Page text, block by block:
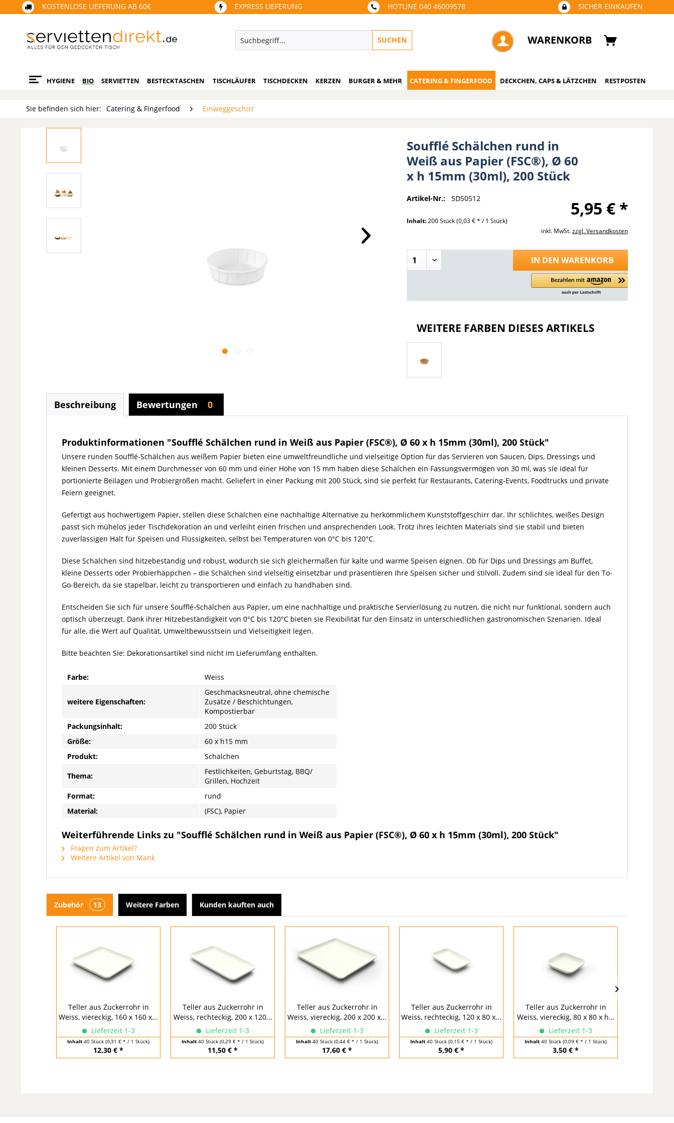
KOSTENLOSE LIEFERUNG AB 60€ EXPRESS LIEFERUNG HOTLINE 040 46009578 SICHER EINKAUFEN
SUCHEN WARENKORB
HYGIENE BIO SERVIETTEN BESTECKTASCHEN TISCHLÄUFER TISCHDECKEN KERZEN BURGER & MEHR CATERING & FINGERFOOD DECKCHEN, CAPS & LÄTZCHEN RESTPOSTEN
Sie befinden sich hier: Catering & Fingerfood Einweggeschirr
Soufflé Schälchen rund in
Weiß aus Papier (FSC®), Ø 60
x h 15mm (30ml), 200 Stück
Artikel-Nr.: SD50512 5,95 € *
Inhalt:200 Stück(0,03 € * / 1 Stück)
inkl. MwSt.zzgl. Versandkosten
IN DEN WARENKORB
WEITERE FARBEN DIESES ARTIKELS
Beschreibung Bewertungen 0
Produktinformationen "Soufflé Schälchen rund in Weiß aus Papier (FSC®), Ø 60 x h 15mm (30ml), 200 Stück"
Unsere runden Soufflé-Schälchen aus weißem Papier bieten eine umweltfreundliche und vielseitige Option für das Servieren von Saucen, Dips, Dressings und
kleinen Desserts. Mit einem Durchmesser von 60 mm und einer Höhe von 15 mm haben diese Schälchen ein Fassungsvermögen von 30 ml, was sie ideal für
portionierte Beilagen und Probiergrößen macht. Geliefert in einer Packung mit 200 Stück, sind sie perfekt für Restaurants, Catering-Events, Foodtrucks und private
Feiern geeignet.
Gefertigt aus hochwertigem Papier, stellen diese Schälchen eine nachhaltige Alternative zu herkömmlichem Kunststoffgeschirr dar. Ihr schlichtes, weißes Design
passt sich mühelos jeder Tischdekoration an und verleiht einen frischen und ansprechenden Look. Trotz ihres leichten Materials sind sie stabil und bieten
zuverlässigen Halt für Speisen und Flüssigkeiten, selbst bei Temperaturen von 0°C bis 120°C.
Diese Schälchen sind hitzebeständig und robust, wodurch sie sich gleichermaßen für kalte und warme Speisen eignen. Ob für Dips und Dressings am Buffet,
kleine Desserts oder Probierhäppchen – die Schälchen sind vielseitig einsetzbar und präsentieren Ihre Speisen sicher und stilvoll. Zudem sind sie ideal für den To-
Go-Bereich, da sie stapelbar, leicht zu transportieren und einfach zu handhaben sind.
Entscheiden Sie sich für unsere Soufflé-Schälchen aus Papier, um eine nachhaltige und praktische Servierlösung zu nutzen, die nicht nur funktional, sondern auch
optisch überzeugt. Dank ihrer Hitzebeständigkeit von 0°C bis 120°C bieten sie Flexibilität für den Einsatz in unterschiedlichen gastronomischen Szenarien. Ideal
für alle, die Wert auf Qualität, Umweltbewusstsein und Vielseitigkeit legen.
Bitte beachten Sie: Dekorationsartikel sind nicht im Lieferumfang enthalten.
Farbe: Weiss
weitere Eigenschaften:
Geschmacksneutral, ohne chemische
Zusätze / Beschichtungen,
Kompostierbar
Packungsinhalt:
200 Stück
Größe:
60 x h15 mm
Produkt:
Schälchen
Thema:
Festlichkeiten, Geburtstag, BBQ/
Grillen, Hochzeit
Format:
rund
Material:
(FSC), Papier
Weiterführende Links zu "Soufflé Schälchen rund in Weiß aus Papier (FSC®), Ø 60 x h 15mm (30ml), 200 Stück"
Fragen zum Artikel?
Weitere Artikel von Mank
Zubehör 13 Weitere Farben Kunden kauften auch
Teller aus Zuckerrohr in
Weiss, viereckig, 160 x 160 x...
Lieferzeit 1-3
Inhalt 40 Stück (0,31 € * / 1 Stück)
12,30 € *
Teller aus Zuckerrohr in
Weiss, rechteckig, 200 x 120...
Lieferzeit 1-3
Inhalt 40 Stück (0,29 € * / 1 Stück)
11,50 € *
Teller aus Zuckerrohr in
Weiss, viereckig, 200 x 200 x...
Lieferzeit 1-3
Inhalt 40 Stück (0,44 € * / 1 Stück)
17,60 € *
Teller aus Zuckerrohr in
Weiss, rechteckig, 120 x 80 x...
Lieferzeit 1-3
Inhalt 40 Stück (0,15 € * / 1 Stück)
5,90 € *
Teller aus Zuckerrohr in
Weiss, viereckig, 80 x 80 x h...
Lieferzeit 1-3
Inhalt 40 Stück (0,09 € * / 1 Stück)
3,50 € *